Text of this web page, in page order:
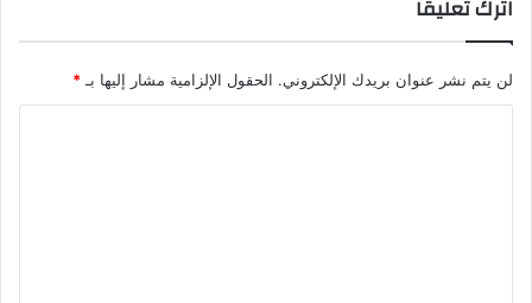
اترك تعليقاً
لن يتم نشر عنوان بريدك الإلكتروني. الحقول الإلزامية مشار إليها بـ *